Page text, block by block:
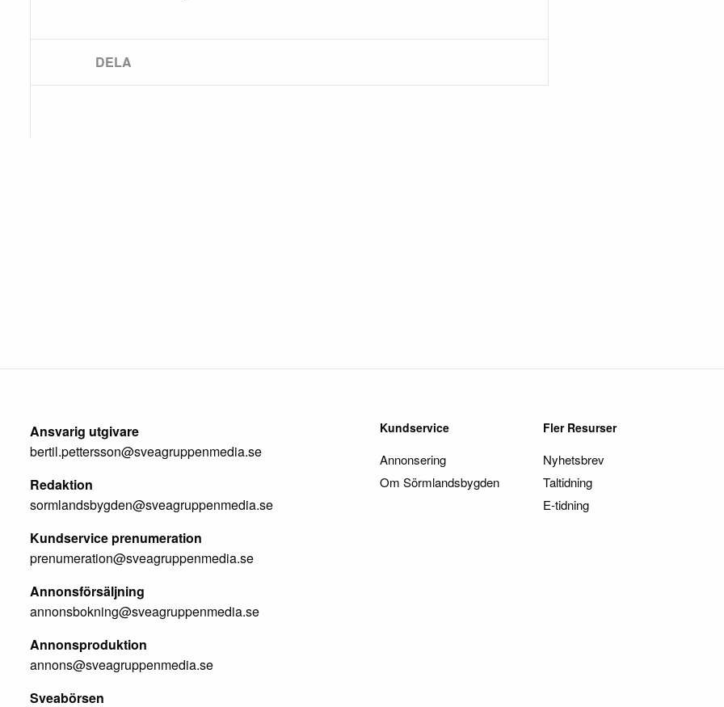
Ansvarig utgivare
bertil.pettersson@sveagruppenmedia.se
Redaktion
sormlandsbygden@sveagruppenmedia.se
Kundservice prenumeration
prenumeration@sveagruppenmedia.se
Annonsförsäljning
annonsbokning@sveagruppenmedia.se
Annonsproduktion
annons@sveagruppenmedia.se
Sveabörsen
Kundservice
Annonsering
Om Sörmlandsbygden
Fler Resurser
Nyhetsbrev
Taltidning
E-tidning